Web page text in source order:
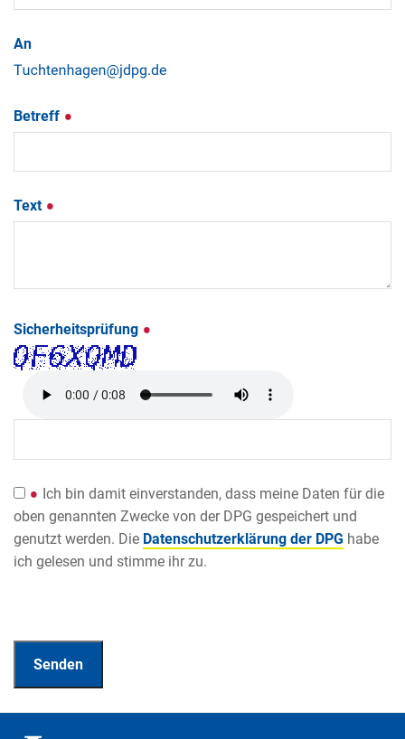
An
Betreff
Text
Sicherheitsprüfung
Ich bin damit einverstanden, dass meine Daten für die
oben genannten Zwecke von der DPG gespeichert und
genutzt werden. Die Datenschutzerklärung der DPG habe
ich gelesen und stimme ihr zu.